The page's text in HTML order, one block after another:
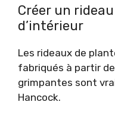
Créer un
d’intérieur
Les rideaux de
fabriqués à partir
grimpantes sont
Hancock.